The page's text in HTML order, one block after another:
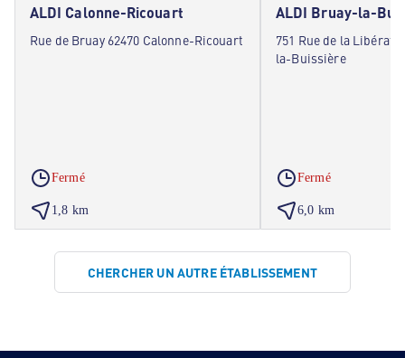
ALDI Calonne-Ricouart
Rue de Bruay 62470 Calonne-Ricouart
Fermé
1,8 km
ALDI Bruay-la-
751 Rue de la
la-Buissière
Fermé
6,0 km
CHERCHER UN AUTRE ÉTABLISSEMENT